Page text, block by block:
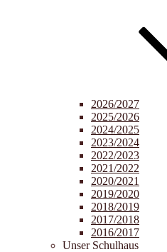
2026/2027
2025/2026
2024/2025
2023/2024
2022/2023
2021/2022
2020/2021
2019/2020
2018/2019
2017/2018
2016/2017
Unser Schulhaus